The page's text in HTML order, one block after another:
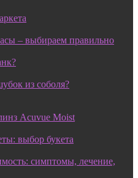
– выбираем правильно
из соболя?
Acuvue Moist
выбор букета
симптомы, лечение,